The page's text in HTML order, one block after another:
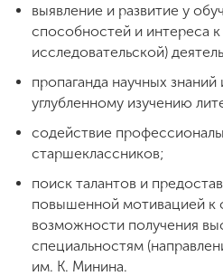
выявление и развитие у
способностей и интереса
исследовательской)
пропаганда научных знаний
углубленному изучению
содействие
старшеклассников;
поиск талантов и
повышенной мотивацией к
возможности получения
специальностям
им. К. Минина.